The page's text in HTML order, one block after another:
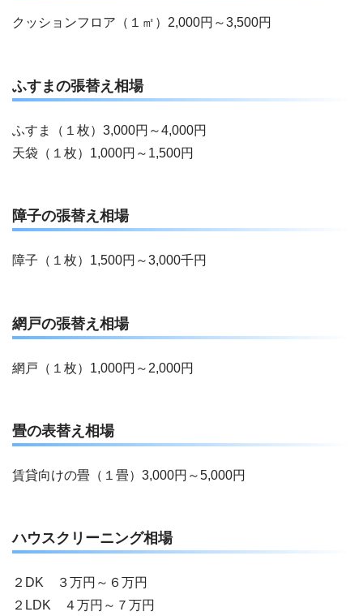
クッションフロア（１㎡）2,000円～3,500円
ふすまの張替え相場
ふすま（１枚）3,000円～4,000円
天袋（１枚）1,000円～1,500円
障子の張替え相場
障子（１枚）1,500円～3,000千円
網戸の張替え相場
網戸（１枚）1,000円～2,000円
畳の表替え相場
賃貸向けの畳（１畳）3,000円～5,000円
ハウスクリーニング相場
２DK ３万円～６万円
２LDK ４万円～７万円